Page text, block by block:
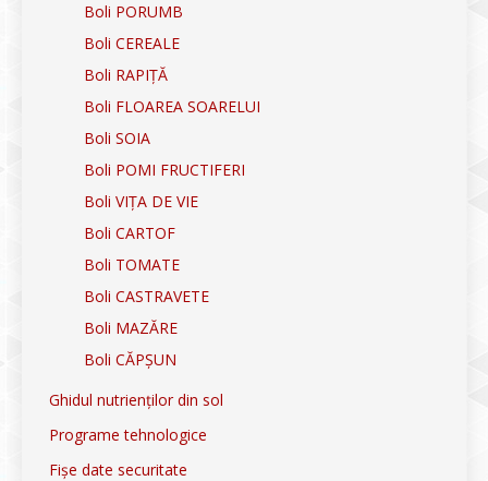
Boli PORUMB
Boli CEREALE
Boli RAPIȚĂ
Boli FLOAREA SOARELUI
Boli SOIA
Boli POMI FRUCTIFERI
Boli VIȚA DE VIE
Boli CARTOF
Boli TOMATE
Boli CASTRAVETE
Boli MAZĂRE
Boli CĂPȘUN
Ghidul nutrienților din sol
Programe tehnologice
Fișe date securitate